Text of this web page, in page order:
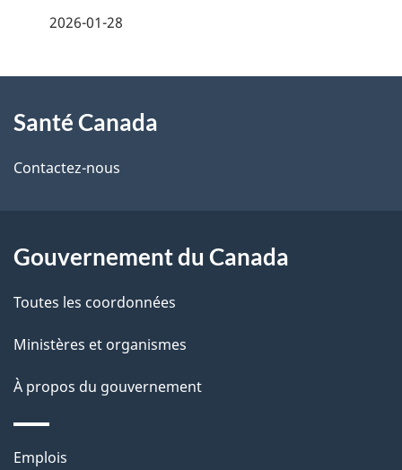
i
l
d
e
p
a
2026-01-28
propos
de
site
Santé Canada
Contactez-nous
Gouvernement du Canada
Toutes les coordonnées
Ministères et organismes
À propos du gouvernement
Thèmes
Emplois